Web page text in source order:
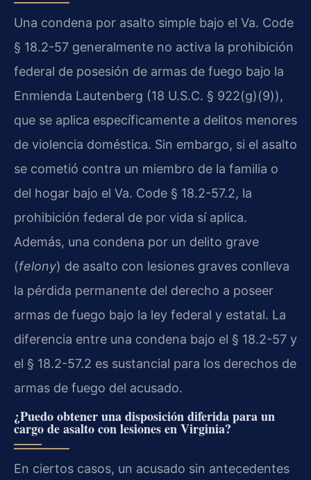
Una condena por asalto simple bajo el Va. Code
§ 18.2-57 generalmente no activa la prohibición
federal de posesión de armas de fuego bajo la
Enmienda Lautenberg (18 U.S.C. § 922(g)(9)),
que se aplica específicamente a delitos menores
de violencia doméstica. Sin embargo, si el asalto
se cometió contra un miembro de la familia o
del hogar bajo el Va. Code § 18.2-57.2, la
prohibición federal de por vida sí aplica.
Además, una condena por un delito grave
(felony) de asalto con lesiones graves conlleva
la pérdida permanente del derecho a poseer
armas de fuego bajo la ley federal y estatal. La
diferencia entre una condena bajo el § 18.2-57 y
el § 18.2-57.2 es sustancial para los derechos de
armas de fuego del acusado.
¿Puedo obtener una disposición diferida para un
cargo de asalto con lesiones en Virginia?
En ciertos casos, un acusado sin antecedentes